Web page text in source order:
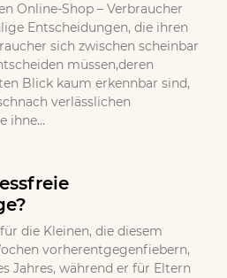
Online-Shop – Verbraucher
Entscheidungen, die ihren
sich zwischen scheinbar
müssen,deren
Blick kaum erkennbar sind,
verlässlichen
ihne...
die Kleinen, die diesem
vorherentgegenfiebern,
Jahres, während er für Eltern